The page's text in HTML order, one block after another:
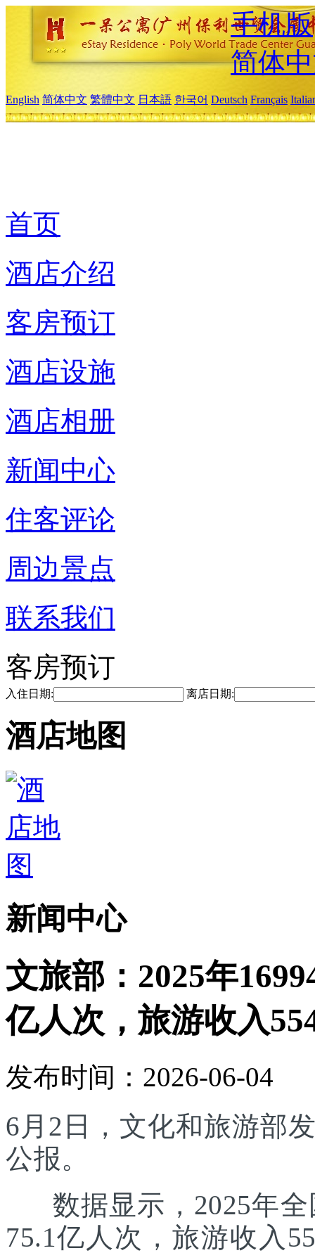
手机版
简体
English 简体中文 繁體中文 日本語 한국어 Deutsch Français
首页
酒店介绍
客房预订
酒店设施
酒店相册
新闻中心
住客评论
周边景点
联系我们
客房预订
入住日期: 离店日期:
酒店地图
新闻中心
文旅部：2025年
亿人次，旅游收入
发布时间：2026-06-04
6月2日，文化和旅游部
公报。
数据显示，2025年全
75.1亿人次，旅游收入